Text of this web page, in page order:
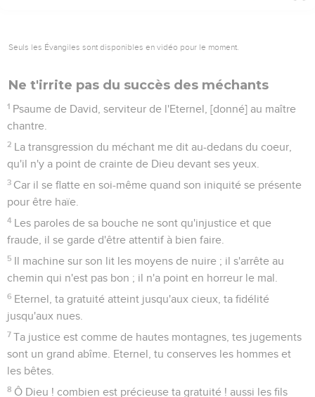
Seuls les Évangiles sont disponibles en vidéo pour le moment.
Ne t'irrite pas du succès des méchants
1 Psaume de David, serviteur de l'Eternel, [donné] au maître
chantre.
2 La transgression du méchant me dit au-dedans du coeur,
qu'il n'y a point de crainte de Dieu devant ses yeux.
3 Car il se flatte en soi-même quand son iniquité se présente
pour être haïe.
4 Les paroles de sa bouche ne sont qu'injustice et que
fraude, il se garde d'être attentif à bien faire.
5 Il machine sur son lit les moyens de nuire ; il s'arrête au
chemin qui n'est pas bon ; il n'a point en horreur le mal.
6 Eternel, ta gratuité atteint jusqu'aux cieux, ta fidélité
jusqu'aux nues.
7 Ta justice est comme de hautes montagnes, tes jugements
sont un grand abîme. Eternel, tu conserves les hommes et
les bêtes.
8 Ô Dieu ! combien est précieuse ta gratuité ! aussi les fils